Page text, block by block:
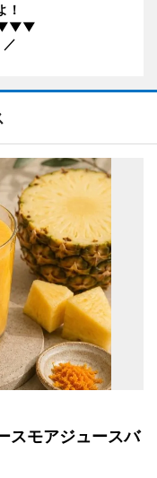
！
▼▼▼
／
スモアジュースバ